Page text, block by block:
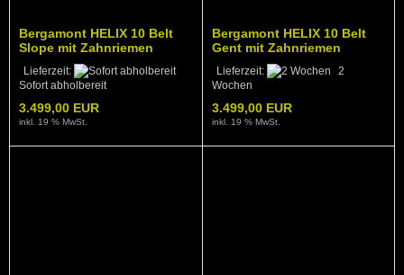
Bergamont HELIX 10 Belt
Slope mit Zahnriemen
Lieferzeit:
Sofort abholbereit
3.499,00 EUR
inkl. 19 % MwSt.
Bergamont HELIX 10 Belt
Gent mit Zahnriemen
Lieferzeit:
2
Wochen
3.499,00 EUR
inkl. 19 % MwSt.